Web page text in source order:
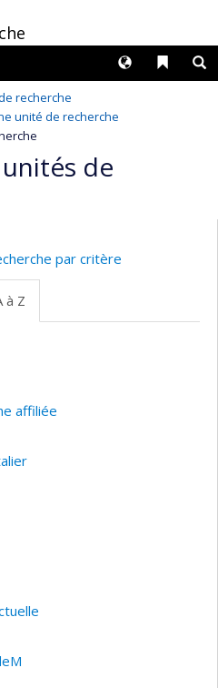
Liens
Langues
recherche
unité de recherche
de
par critère
à Z
affiliée